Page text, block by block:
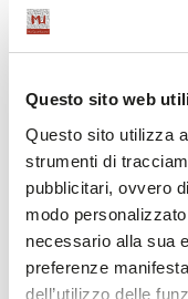
Questo sito web
Questo sito utilizza
strumenti di
pubblicitari, ovvero
modo
necessario alla sua
preferenze
dell’utilizzo delle